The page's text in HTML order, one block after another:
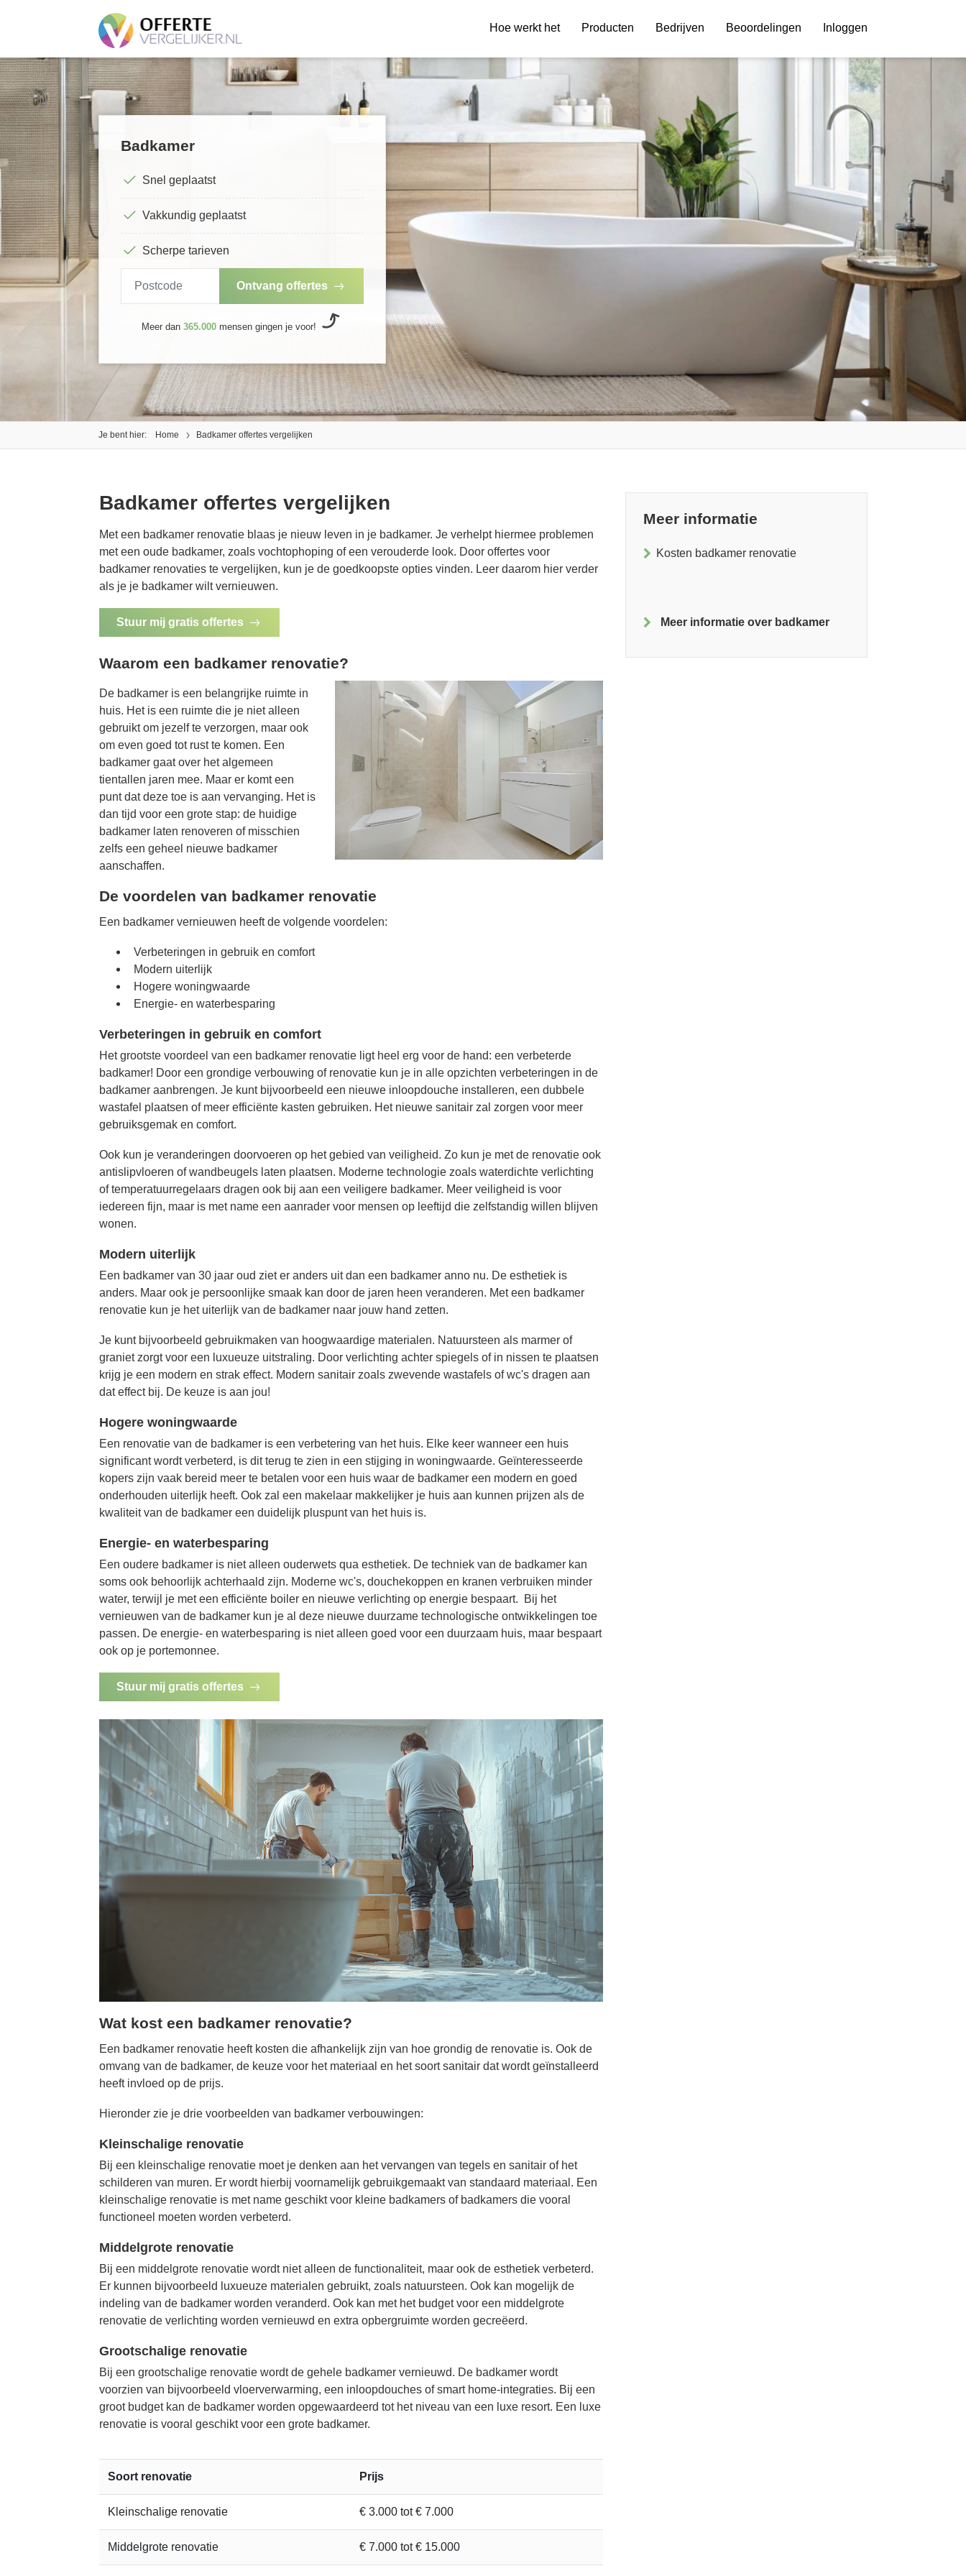
Hoe werkt het Producten Bedrijven Beoordelingen Inloggen
Badkamer
Snel geplaatst
Vakkundig geplaatst
Scherpe tarieven
Ontvang offertes
Meer dan 365.000mensen gingen je voor!
Je bent hier: Home Badkamer offertes vergelijken
Badkamer offertes vergelijken
Met een badkamer renovatie blaas je nieuw leven in je badkamer. Je verhelpt hiermee problemen
met een oude badkamer, zoals vochtophoping of een verouderde look. Door offertes voor
badkamer renovaties te vergelijken, kun je de goedkoopste opties vinden. Leer daarom hier verder
als je je badkamer wilt vernieuwen.
Stuur mij gratis offertes
Waarom een badkamer renovatie?
De badkamer is een belangrijke ruimte in
huis. Het is een ruimte die je niet alleen
gebruikt om jezelf te verzorgen, maar ook
om even goed tot rust te komen. Een
badkamer gaat over het algemeen
tientallen jaren mee. Maar er komt een
punt dat deze toe is aan vervanging. Het is
dan tijd voor een grote stap: de huidige
badkamer laten renoveren of misschien
zelfs een geheel nieuwe badkamer
aanschaffen.
De voordelen van badkamer renovatie
Een badkamer vernieuwen heeft de volgende voordelen:
Verbeteringen in gebruik en comfort
Modern uiterlijk
Hogere woningwaarde
Energie- en waterbesparing
Verbeteringen in gebruik en comfort
Het grootste voordeel van een badkamer renovatie ligt heel erg voor de hand: een verbeterde
badkamer! Door een grondige verbouwing of renovatie kun je in alle opzichten verbeteringen in de
badkamer aanbrengen. Je kunt bijvoorbeeld een nieuwe inloopdouche installeren, een dubbele
wastafel plaatsen of meer efficiënte kasten gebruiken. Het nieuwe sanitair zal zorgen voor meer
gebruiksgemak en comfort.
Ook kun je veranderingen doorvoeren op het gebied van veiligheid. Zo kun je met de renovatie ook
antislipvloeren of wandbeugels laten plaatsen. Moderne technologie zoals waterdichte verlichting
of temperatuurregelaars dragen ook bij aan een veiligere badkamer. Meer veiligheid is voor
iedereen fijn, maar is met name een aanrader voor mensen op leeftijd die zelfstandig willen blijven
wonen.
Modern uiterlijk
Een badkamer van 30 jaar oud ziet er anders uit dan een badkamer anno nu. De esthetiek is
anders. Maar ook je persoonlijke smaak kan door de jaren heen veranderen. Met een badkamer
renovatie kun je het uiterlijk van de badkamer naar jouw hand zetten.
Je kunt bijvoorbeeld gebruikmaken van hoogwaardige materialen. Natuursteen als marmer of
graniet zorgt voor een luxueuze uitstraling. Door verlichting achter spiegels of in nissen te plaatsen
krijg je een modern en strak effect. Modern sanitair zoals zwevende wastafels of wc's dragen aan
dat effect bij. De keuze is aan jou!
Hogere woningwaarde
Een renovatie van de badkamer is een verbetering van het huis. Elke keer wanneer een huis
significant wordt verbeterd, is dit terug te zien in een stijging in woningwaarde. Geïnteresseerde
kopers zijn vaak bereid meer te betalen voor een huis waar de badkamer een modern en goed
onderhouden uiterlijk heeft. Ook zal een makelaar makkelijker je huis aan kunnen prijzen als de
kwaliteit van de badkamer een duidelijk pluspunt van het huis is.
Energie- en waterbesparing
Een oudere badkamer is niet alleen ouderwets qua esthetiek. De techniek van de badkamer kan
soms ook behoorlijk achterhaald zijn. Moderne wc's, douchekoppen en kranen verbruiken minder
water, terwijl je met een efficiënte boiler en nieuwe verlichting op energie bespaart. Bij het
vernieuwen van de badkamer kun je al deze nieuwe duurzame technologische ontwikkelingen toe
passen. De energie- en waterbesparing is niet alleen goed voor een duurzaam huis, maar bespaart
ook op je portemonnee.
Stuur mij gratis offertes
Wat kost een badkamer renovatie?
Een badkamer renovatie heeft kosten die afhankelijk zijn van hoe grondig de renovatie is. Ook de
omvang van de badkamer, de keuze voor het materiaal en het soort sanitair dat wordt geïnstalleerd
heeft invloed op de prijs.
Hieronder zie je drie voorbeelden van badkamer verbouwingen:
Kleinschalige renovatie
Bij een kleinschalige renovatie moet je denken aan het vervangen van tegels en sanitair of het
schilderen van muren. Er wordt hierbij voornamelijk gebruikgemaakt van standaard materiaal. Een
kleinschalige renovatie is met name geschikt voor kleine badkamers of badkamers die vooral
functioneel moeten worden verbeterd.
Middelgrote renovatie
Bij een middelgrote renovatie wordt niet alleen de functionaliteit, maar ook de esthetiek verbeterd.
Er kunnen bijvoorbeeld luxueuze materialen gebruikt, zoals natuursteen. Ook kan mogelijk de
indeling van de badkamer worden veranderd. Ook kan met het budget voor een middelgrote
renovatie de verlichting worden vernieuwd en extra opbergruimte worden gecreëerd.
Grootschalige renovatie
Bij een grootschalige renovatie wordt de gehele badkamer vernieuwd. De badkamer wordt
voorzien van bijvoorbeeld vloerverwarming, een inloopdouches of smart home-integraties. Bij een
groot budget kan de badkamer worden opgewaardeerd tot het niveau van een luxe resort. Een luxe
renovatie is vooral geschikt voor een grote badkamer.
Soort renovatie Prijs
Kleinschalige renovatie € 3.000 tot € 7.000
Middelgrote renovatie € 7.000 tot € 15.000
Meer informatie
Kosten badkamer renovatie
Meer informatie over badkamer